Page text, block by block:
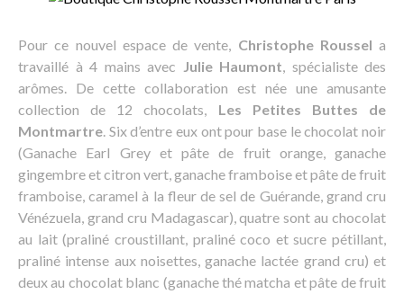
Pour ce nouvel espace de vente, Christophe Roussel a
travaillé à 4 mains avec Julie Haumont, spécialiste des
arômes. De cette collaboration est née une amusante
collection de 12 chocolats, Les Petites Buttes de
Montmartre. Six d’entre eux ont pour base le chocolat noir
(Ganache Earl Grey et pâte de fruit orange, ganache
gingembre et citron vert, ganache framboise et pâte de fruit
framboise, caramel à la fleur de sel de Guérande, grand cru
Vénézuela, grand cru Madagascar), quatre sont au chocolat
au lait (praliné croustillant, praliné coco et sucre pétillant,
praliné intense aux noisettes, ganache lactée grand cru) et
deux au chocolat blanc (ganache thé matcha et pâte de fruit